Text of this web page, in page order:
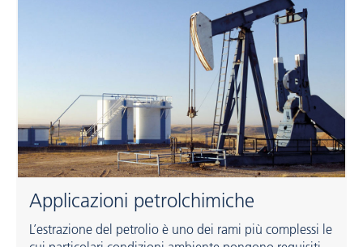
Applicazioni petrolchimiche
L’estrazione del petrolio è uno dei rami più complessi le